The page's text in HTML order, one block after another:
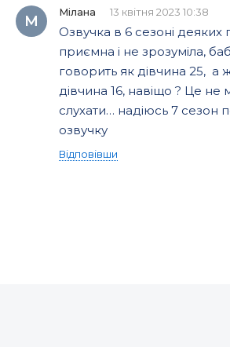
М
Мілана 13 квітня 2023 10:38
Озвучка в 6 сезоні деяких
приємна і не зрозуміла,
говорить як дівчина 25, а
дівчина 16, навіщо ? Це не
слухати… надіюсь 7 сезон
озвучку
Відповівши